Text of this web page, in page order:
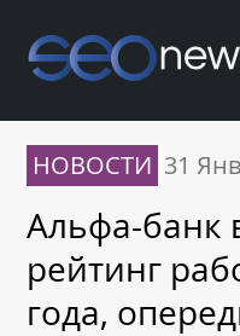
НОВОСТИ 31
Альфа-банк
рейтинг
года,